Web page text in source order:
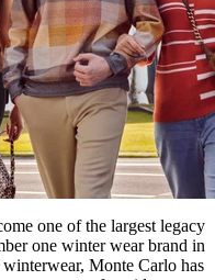
one of the largest legacy
one winter wear brand in
Monte Carlo has